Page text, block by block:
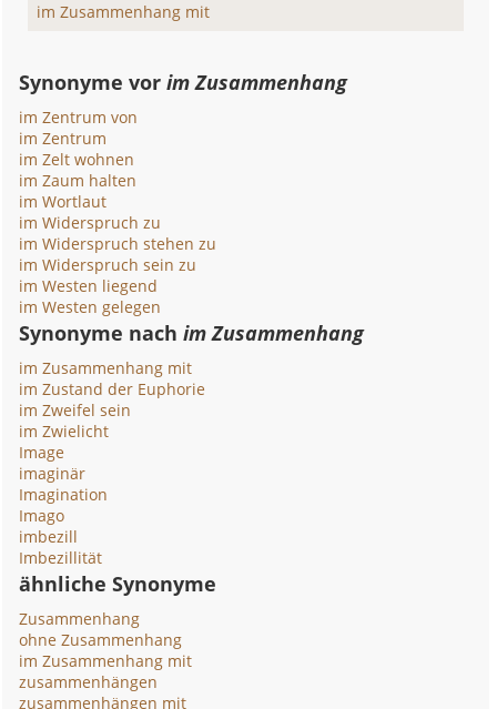
im Zusammenhang mit
Synonyme vorim Zusammenhang
im Zentrum von
im Zentrum
im Zelt wohnen
im Zaum halten
im Wortlaut
im Widerspruch zu
im Widerspruch stehen zu
im Widerspruch sein zu
im Westen liegend
im Westen gelegen
Synonyme nachim Zusammenhang
im Zusammenhang mit
im Zustand der Euphorie
im Zweifel sein
im Zwielicht
Image
imaginär
Imagination
Imago
imbezill
Imbezillität
ähnliche Synonyme
Zusammenhang
ohne Zusammenhang
im Zusammenhang mit
zusammenhängen
zusammenhängen mit